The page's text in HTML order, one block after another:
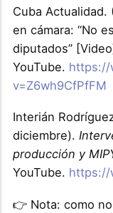
Cuba
en cámara: “No
diputados”
YouTube. https://
v=Z6wh9CfPfFM
Interián
diciembre).
producción y
YouTube. https://
👉 Nota: como